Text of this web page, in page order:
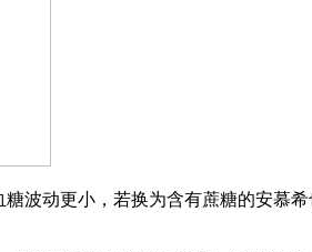
动更小，若换为含有蔗糖的安慕